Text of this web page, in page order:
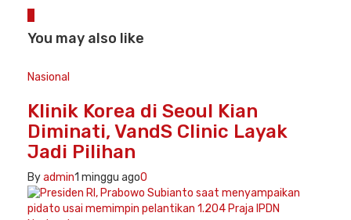
You may also like
Nasional
Klinik Korea di Seoul Kian
Diminati, VandS Clinic Layak
Jadi Pilihan
Byadmin1 minggu ago0